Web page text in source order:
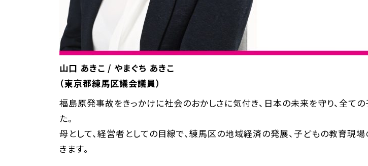
山口 あきこ / やまぐち あきこ
（東京都練馬区議会議員）
福島原発事故をきっかけに社会のおかしさに気付き、日本の未来を守り、全て
た。
母として、経営者としての目線で、練馬区の地域経済の発展、子どもの教育現
きます。